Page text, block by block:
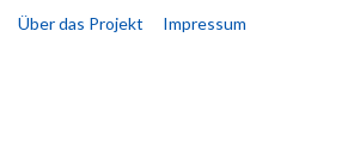
Über das Projekt
Impressum